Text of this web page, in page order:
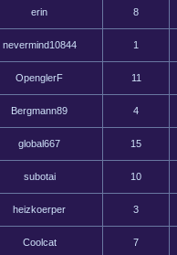
erin 8
nevermind10844 1
OpenglerF 11
Bergmann89 4
global667 15
subotai 10
heizkoerper 3
Coolcat 7